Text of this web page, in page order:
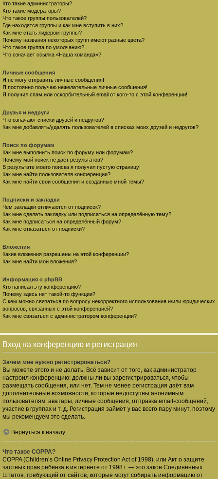
Кто такие администраторы?
Кто такие модераторы?
Что такое группы пользователей?
Где находятся группы и как мне вступить в них?
Как мне стать лидером группы?
Почему названия некоторых групп имеют разные цвета?
Что такое группа по умолчанию?
Что означает ссылка «Наша команда»?
Личные сообщения
Я не могу отправить личные сообщения!
Я постоянно получаю нежелательные личные сообщения!
Я получил спам или оскорбительный email от кого-то с этой конференции!
Друзья и недруги
Что означают списки друзей и недругов?
Как мне добавлять/удалять пользователей в списках моих друзей и недругов?
Поиск по форумам
Как мне выполнить поиск по форуму или форумам?
Почему мой поиск не даёт результатов?
В результате моего поиска я получил пустую страницу!
Как мне найти пользователя конференции?
Как мне найти свои сообщения и созданные мной темы?
Подписки и закладки
Чем закладки отличаются от подписок?
Как мне сделать закладку или подписаться на определённую тему?
Как мне подписаться на определённый форум?
Как мне отказаться от подписки?
Вложения
Какие вложения разрешены на этой конференции?
Как мне найти мои вложения?
Информация о phpBB
Кто написал эту конференцию?
Почему здесь нет такой-то функции?
С кем можно связаться по вопросу некорректного использования и/или юридических
вопросов, связанных с этой конференцией?
Как мне связаться с администратором конференции?
Вход на конференцию и регистрация
Зачем мне нужно регистрироваться?
Вы можете этого и не делать. Всё зависит от того, как администратор
настроил конференцию: должны ли вы зарегистрироваться, чтобы
размещать сообщения, или нет. Тем не менее регистрация даёт вам
дополнительные возможности, которые недоступны анонимным
пользователям: аватары, личные сообщения, отправка email-сообщений,
участие в группах и т. д. Регистрация займёт у вас всего пару минут, поэтому
мы рекомендуем это сделать.
Вернуться к началу
Что такое COPPA?
COPPA (Children’s Online Privacy Protection Act of 1998), или Акт о защите
частных прав ребёнка в интернете от 1998 г. — это закон Соединённых
Штатов, требующий от сайтов, которые могут собирать информацию от